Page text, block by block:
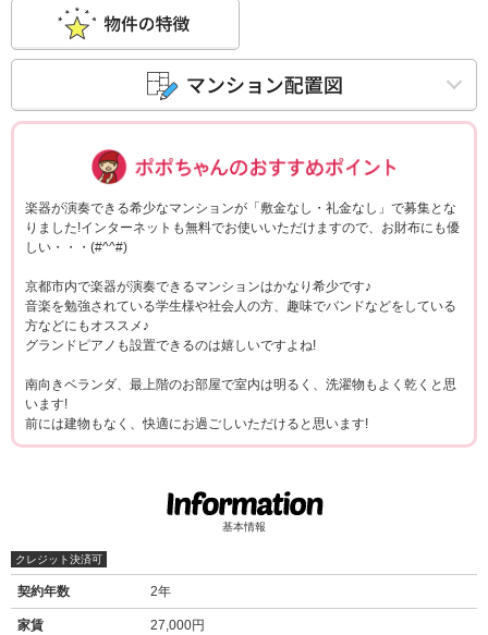
楽器が演奏できる希少なマンションが「敷金なし・礼金なし」で募集とな
りました!インターネットも無料でお使いいただけますので、お財布にも優
しい・・・(#^^#)
京都市内で楽器が演奏できるマンションはかなり希少です♪
音楽を勉強されている学生様や社会人の方、趣味でバンドなどをしている
方などにもオススメ♪
グランドピアノも設置できるのは嬉しいですよね!
南向きベランダ、最上階のお部屋で室内は明るく、洗濯物もよく乾くと思
います!
前には建物もなく、快適にお過ごしいただけると思います!
基本情報
クレジット決済可
契約年数 2年
家賃 27,000円